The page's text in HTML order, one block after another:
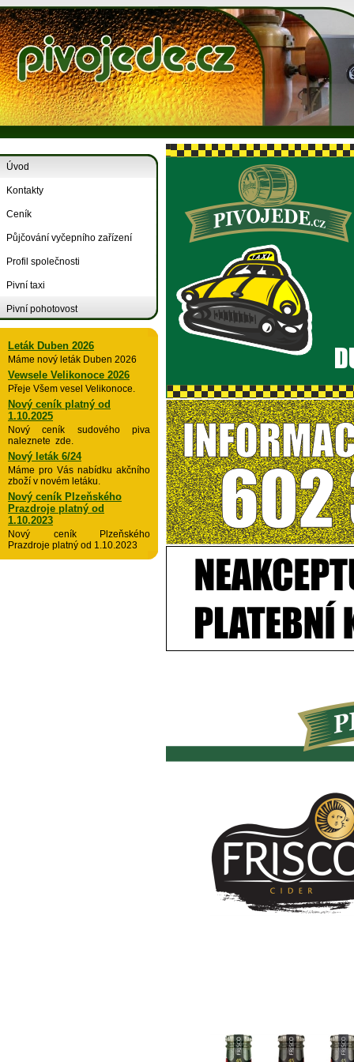
Úvod
Kontakty
Ceník
Půjčování vyčepního zařízení
Profil společnosti
Pivní taxi
Pivní pohotovost
Leták Duben 2026
Máme nový leták Duben 2026
Vewsele Velikonoce 2026
Přeje Všem vesel Velikonoce.
Nový ceník platný od
1.10.2025
Nový ceník sudového piva
naleznete zde.
Nový leták 6/24
Máme pro Vás nabídku akčního
zboží v novém letáku.
Nový ceník Plzeňského
Prazdroje platný od
1.10.2023
Nový ceník Plzeňského
Prazdroje platný od 1.10.2023